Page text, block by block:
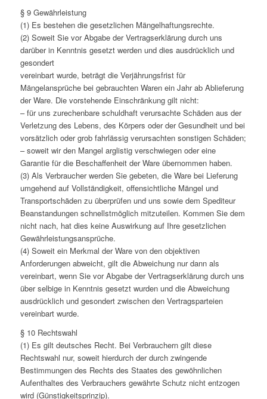
§ 9 Gewährleistung
(1) Es bestehen die gesetzlichen Mängelhaftungsrechte.
(2) Soweit Sie vor Abgabe der Vertragserklärung durch uns
darüber in Kenntnis gesetzt werden und dies ausdrücklich und
gesondert
vereinbart wurde, beträgt die Verjährungsfrist für
Mängelansprüche bei gebrauchten Waren ein Jahr ab Ablieferung
der Ware. Die vorstehende Einschränkung gilt nicht:
– für uns zurechenbare schuldhaft verursachte Schäden aus der
Verletzung des Lebens, des Körpers oder der Gesundheit und bei
vorsätzlich oder grob fahrlässig verursachten sonstigen Schäden;
– soweit wir den Mangel arglistig verschwiegen oder eine
Garantie für die Beschaffenheit der Ware übernommen haben.
(3) Als Verbraucher werden Sie gebeten, die Ware bei Lieferung
umgehend auf Vollständigkeit, offensichtliche Mängel und
Transportschäden zu überprüfen und uns sowie dem Spediteur
Beanstandungen schnellstmöglich mitzuteilen. Kommen Sie dem
nicht nach, hat dies keine Auswirkung auf Ihre gesetzlichen
Gewährleistungsansprüche.
(4) Soweit ein Merkmal der Ware von den objektiven
Anforderungen abweicht, gilt die Abweichung nur dann als
vereinbart, wenn Sie vor Abgabe der Vertragserklärung durch uns
über selbige in Kenntnis gesetzt wurden und die Abweichung
ausdrücklich und gesondert zwischen den Vertragsparteien
vereinbart wurde.
§ 10 Rechtswahl
(1) Es gilt deutsches Recht. Bei Verbrauchern gilt diese
Rechtswahl nur, soweit hierdurch der durch zwingende
Bestimmungen des Rechts des Staates des gewöhnlichen
Aufenthaltes des Verbrauchers gewährte Schutz nicht entzogen
wird (Günstigkeitsprinzip).